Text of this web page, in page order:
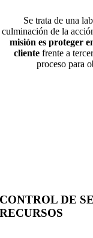
Se trata de una
culminación de la
misión es proteger
cliente frente a
proceso para
CONTROL DE
RECURSOS